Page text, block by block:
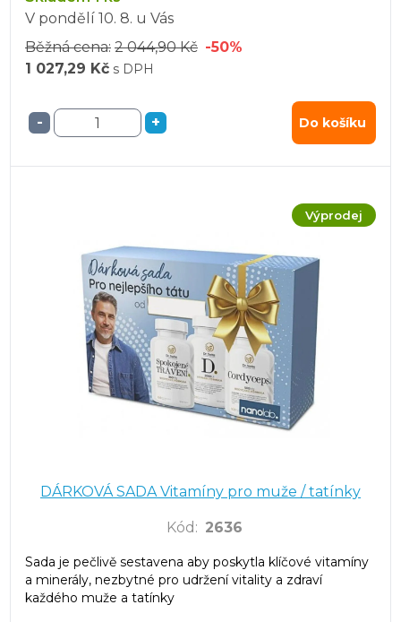
V pondělí 10. 8. u Vás
Běžná cena: 2 044,90 Kč -50%
1 027,29 Kč s DPH
- + Do košíku
Výprodej
DÁRKOVÁ SADA Vitamíny pro muže / tatínky
Kód : 2636
Sada je pečlivě sestavena aby poskytla klíčové vitamíny
a minerály, nezbytné pro udržení vitality a zdraví
každého muže a tatínky